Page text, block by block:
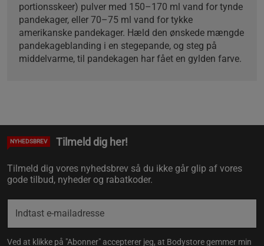
portionsskeer) pulver med 150–170 ml vand for tynde
pandekager, eller 70–75 ml vand for tykke
amerikanske pandekager. Hæld den ønskede mængde
pandekageblanding i en stegepande, og steg på
middelvarme, til pandekagen har fået en gylden farve.
NYHEDSBREV Tilmeld dig her!
Tilmeld dig vores nyhedsbrev så du ikke går glip af vores
gode tilbud, nyheder og rabatkoder.
Ved at klikke på "Abonner" accepterer jeg, at Bodystore gemmer min